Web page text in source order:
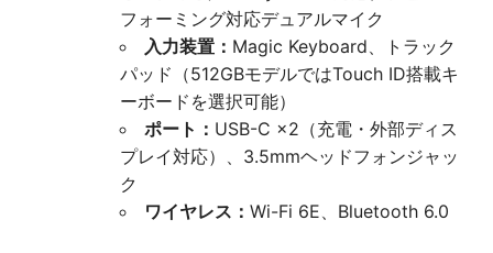
フォーミング対応デュアルマイク
入力装置： Magic Keyboard、トラック
パッド（512GBモデルではTouch ID搭載キ
ーボードを選択可能）
ポート： USB-C ×2（充電・外部ディス
プレイ対応）、3.5mmヘッドフォンジャッ
ク
ワイヤレス： Wi-Fi 6E、Bluetooth 6.0